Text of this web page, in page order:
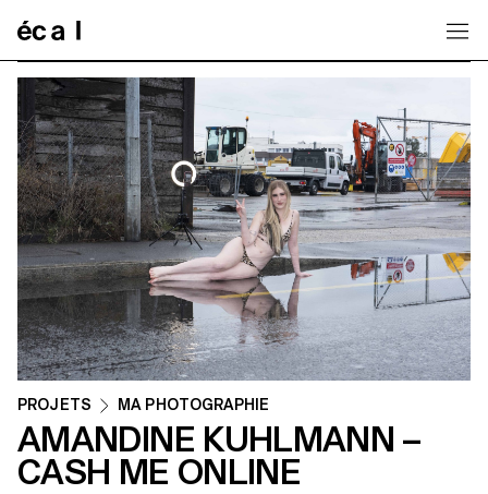
PROJETS MA PHOTOGRAPHIE
AMANDINE KUHLMANN –
CASH ME ONLINE